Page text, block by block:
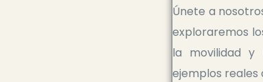
Únete a
exploraremos
la movilidad y
ejemplos reales